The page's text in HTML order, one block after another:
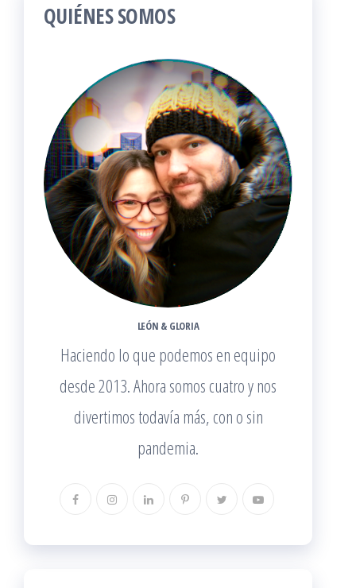
QUIÉNES SOMOS
LEÓN & GLORIA
Haciendo lo que podemos en equipo
desde 2013. Ahora somos cuatro y nos
divertimos todavía más, con o sin
pandemia.